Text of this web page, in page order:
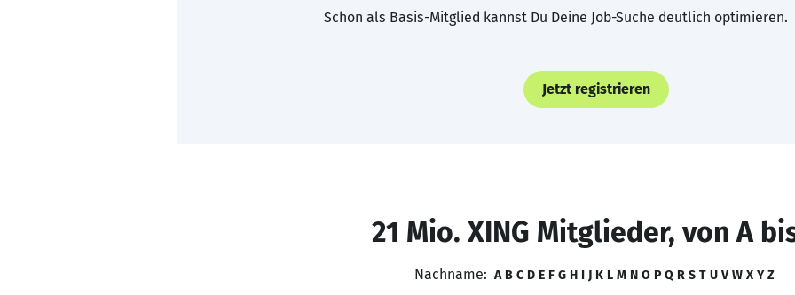
Schon als Basis-Mitglied kannst Du Deine Job-Suche deutlich optimieren.
Jetzt registrieren
21 Mio. XING Mitglieder, von A
Nachname: A B C D E F G H I J K L M N O P Q R S T U V W X Y Z